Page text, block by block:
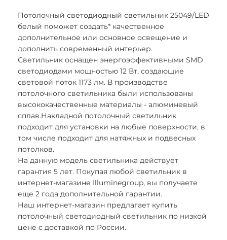
Потолочный светодиодный светильник 25049/LED
белый поможет создать* качественное
дополнительное или основное освещение и
дополнить современный интерьер.
Светильник оснащен энергоэффективными SMD
светодиодами мощностью 12 Вт, создающие
световой поток 1173 лм. В производстве
потолочного светильника были использованы
высококачественные материалы - алюминевый
сплав.Накладной потолочный светильник
подходит для установки на любые поверхности, в
том числе подходит для натяжных и подвесных
потолков.
На данную модель светильника действует
гарантия 5 лет. Покупая любой светильник в
интернет-магазине Illuminegroup, вы получаете
еще 2 года дополнительной гарантии.
Наш интернет-магазин предлагает купить
потолочный светодиодный светильник по низкой
цене с доставкой по России.